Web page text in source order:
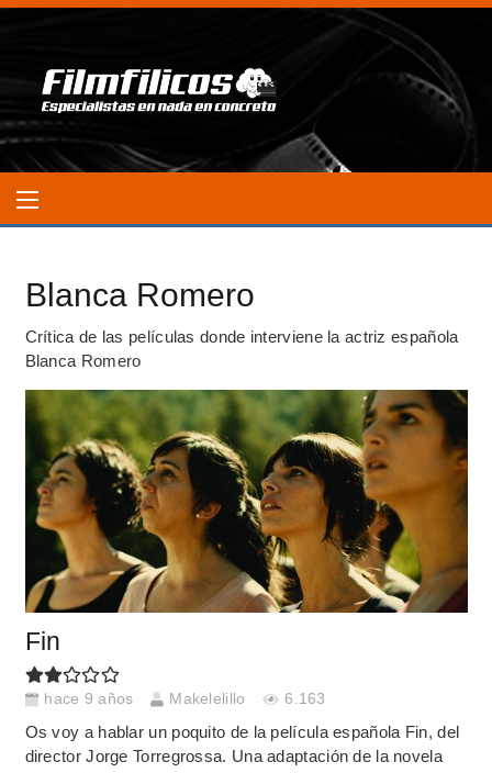
Blanca Romero
Crítica de las películas donde interviene la actriz española
Blanca Romero
Fin
hace 9 años Makelelillo 6.163
Os voy a hablar un poquito de la película española Fin, del
director Jorge Torregrossa. Una adaptación de la novela